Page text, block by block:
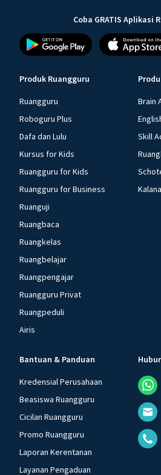
Coba GRATIS Aplikasi
Produk Ruangguru
Ruangguru
Roboguru Plus
Dafa dan Lulu
Kursus for Kids
Ruangguru for Kids
Ruangguru for Business
Ruanguji
Ruangbaca
Ruangkelas
Ruangbelajar
Ruangpengajar
Ruangguru Privat
Ruangpeduli
Airis
Brain
Skill
Bantuan & Panduan
Kredensial Perusahaan
Beasiswa Ruangguru
Cicilan Ruangguru
Promo Ruangguru
Laporan Kerentanan
Layanan Pengaduan